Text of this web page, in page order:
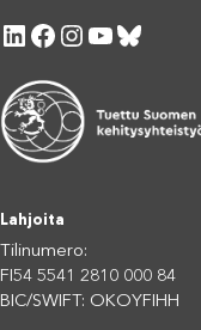
LinkedIn Facebook Instagram YouTube Bluesky
Lahjoita
Tilinumero:
FI54 5541 2810 000 84
BIC/SWIFT: OKOYFIHH